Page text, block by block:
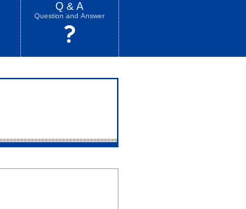
Q & A
Question and Answer